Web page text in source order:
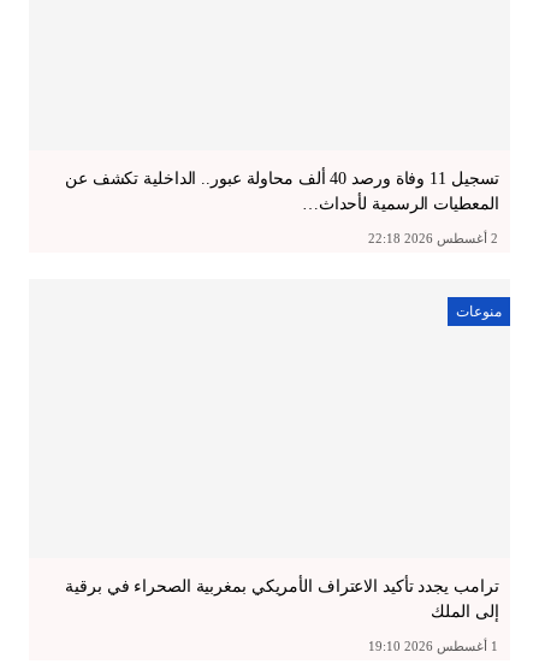
تسجيل 11 وفاة ورصد 40 ألف محاولة عبور.. الداخلية تكشف عن
المعطيات الرسمية لأحداث…
2 أغسطس 2026 22:18
منوعات
ترامب يجدد تأكيد الاعتراف الأمريكي بمغربية الصحراء في برقية
إلى الملك
1 أغسطس 2026 19:10